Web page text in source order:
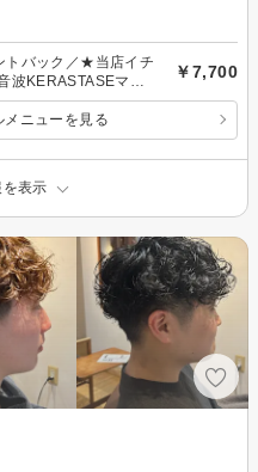
トバック／★当店イチ
KERASTASEマス
￥7,700
ニューを見る
表示